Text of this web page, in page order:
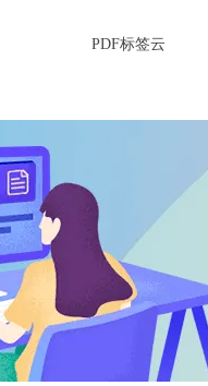
PDF标签云